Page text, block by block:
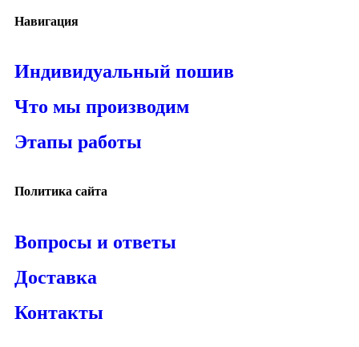
Навигация
Индивидуальный пошив
Что мы производим
Этапы работы
Политика сайта
Вопросы и ответы
Доставка
Контакты